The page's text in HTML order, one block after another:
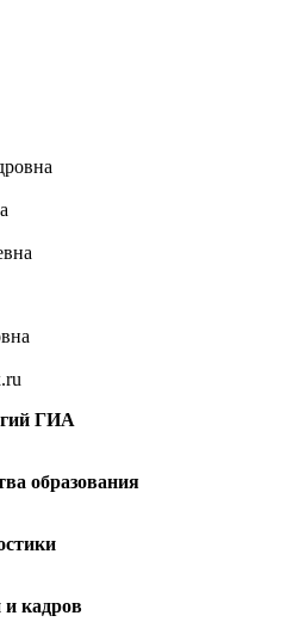
ГИА
образования
и кадров